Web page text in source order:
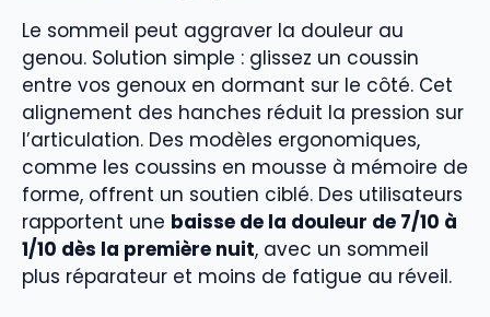
Le sommeil peut aggraver la douleur au
genou. Solution simple : glissez un coussin
entre vos genoux en dormant sur le côté. Cet
alignement des hanches réduit la pression sur
l’articulation. Des modèles ergonomiques,
comme les coussins en mousse à mémoire de
forme, offrent un soutien ciblé. Des utilisateurs
rapportent une baisse de la douleur de 7/10 à
1/10 dès la première nuit, avec un sommeil
plus réparateur et moins de fatigue au réveil.